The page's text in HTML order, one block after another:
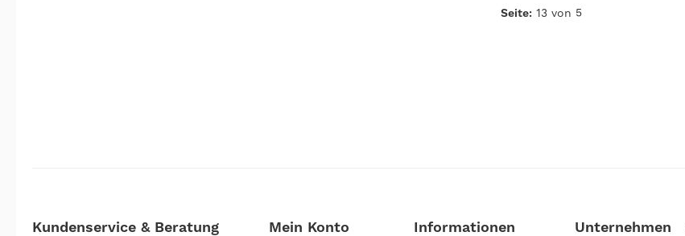
Seite:13 von 5
Kundenservice & Beratung Mein Konto Informationen Unternehmen